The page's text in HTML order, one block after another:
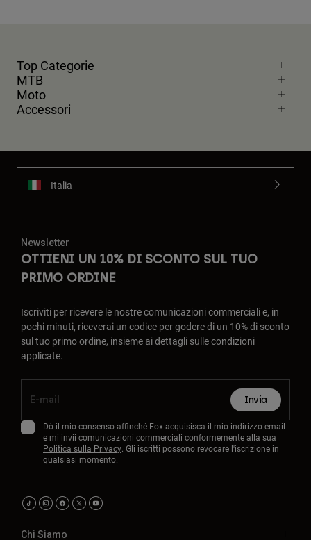
Top Categorie
MTB
Moto
Accessori
Italia
Newsletter
OTTIENI UN 10% DI SCONTO SUL TUO
PRIMO ORDINE
Iscriviti per ricevere le nostre comunicazioni commerciali e, in
pochi minuti, riceverai un codice per godere di un 10% di sconto
sul tuo primo ordine, insieme ai dettagli sulle condizioni
applicate.
Invia
Dò il mio consenso affinché Fox acquisisca il mio indirizzo email
e mi invii comunicazioni commerciali conformemente alla sua
Politica sulla Privacy. Gli iscritti possono revocare l'iscrizione in
qualsiasi momento.
Chi Siamo